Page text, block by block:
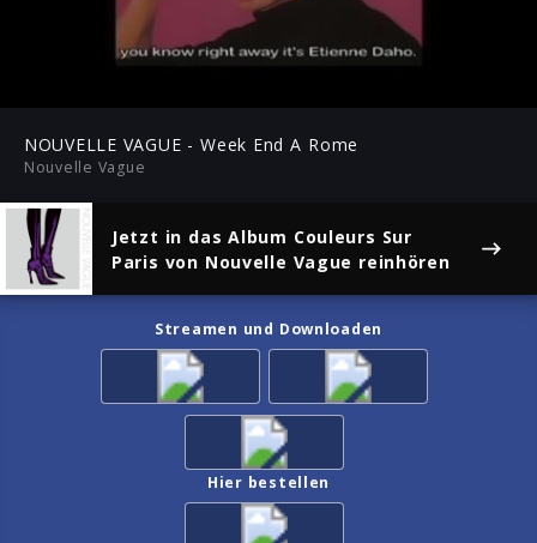
Play Mute
NOUVELLE VAGUE - Week End A Rome
Nouvelle Vague
Jetzt in das Album Couleurs Sur
Paris von Nouvelle Vague reinhören
Streamen und Downloaden
Hier bestellen